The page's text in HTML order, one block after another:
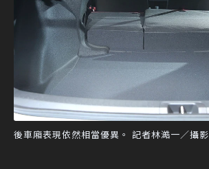
後車廂表現依然相當優異。 記者林澔一／攝影